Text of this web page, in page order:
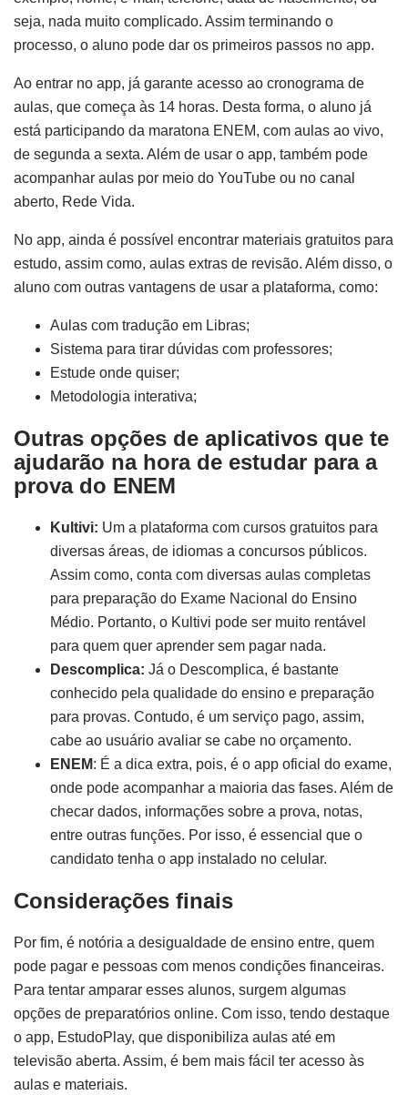
seja, nada muito complicado. Assim terminando o
processo, o aluno pode dar os primeiros passos no app.
Ao entrar no app, já garante acesso ao cronograma de
aulas, que começa às 14 horas. Desta forma, o aluno já
está participando da maratona ENEM, com aulas ao vivo,
de segunda a sexta. Além de usar o app, também pode
acompanhar aulas por meio do YouTube ou no canal
aberto, Rede Vida.
No app, ainda é possível encontrar materiais gratuitos para
estudo, assim como, aulas extras de revisão. Além disso, o
aluno com outras vantagens de usar a plataforma, como:
Aulas com tradução em Libras;
Sistema para tirar dúvidas com professores;
Estude onde quiser;
Metodologia interativa;
Outras opções de aplicativos que te
ajudarão na hora de estudar para a
prova do ENEM
Kultivi: Um a plataforma com cursos gratuitos para
diversas áreas, de idiomas a concursos públicos.
Assim como, conta com diversas aulas completas
para preparação do Exame Nacional do Ensino
Médio. Portanto, o Kultivi pode ser muito rentável
para quem quer aprender sem pagar nada.
Descomplica: Já o Descomplica, é bastante
conhecido pela qualidade do ensino e preparação
para provas. Contudo, é um serviço pago, assim,
cabe ao usuário avaliar se cabe no orçamento.
ENEM: É a dica extra, pois, é o app oficial do exame,
onde pode acompanhar a maioria das fases. Além de
checar dados, informações sobre a prova, notas,
entre outras funções. Por isso, é essencial que o
candidato tenha o app instalado no celular.
Considerações finais
Por fim, é notória a desigualdade de ensino entre, quem
pode pagar e pessoas com menos condições financeiras.
Para tentar amparar esses alunos, surgem algumas
opções de preparatórios online. Com isso, tendo destaque
o app, EstudoPlay, que disponibiliza aulas até em
televisão aberta. Assim, é bem mais fácil ter acesso às
aulas e materiais.